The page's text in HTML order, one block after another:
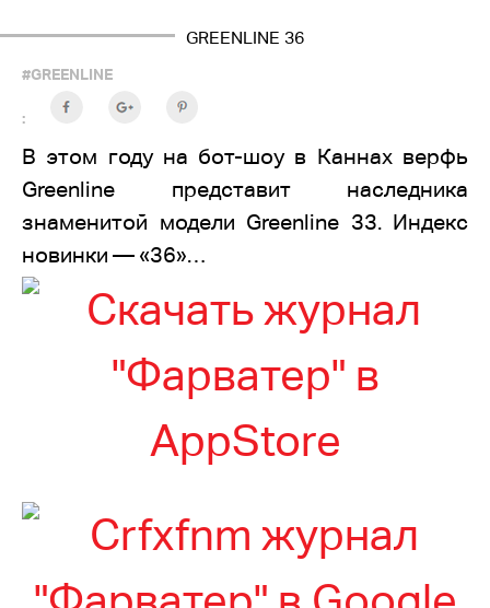
GREENLINE 36
#GREENLINE
:
В этом году на бот-шоу в Каннах верфь
Greenline представит наследника
знаменитой модели Greenline 33. Индекс
новинки — «36»…